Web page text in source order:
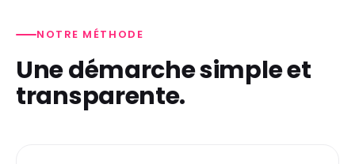
NOTRE MÉTHODE
Une démarche simple et
transparente.